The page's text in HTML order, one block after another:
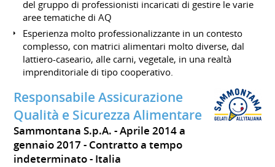
del gruppo di professionisti incaricati di gestire le varie
aree tematiche di AQ
Esperienza molto professionalizzante in un contesto
complesso, con matrici alimentari molto diverse, dal
lattiero-caseario, alle carni, vegetale, in una realtà
imprenditoriale di tipo cooperativo.
Responsabile Assicurazione
Qualità e Sicurezza Alimentare
Sammontana S.p.A.
Aprile 2014 a
gennaio 2017 Contratto a tempo
indeterminato
Italia